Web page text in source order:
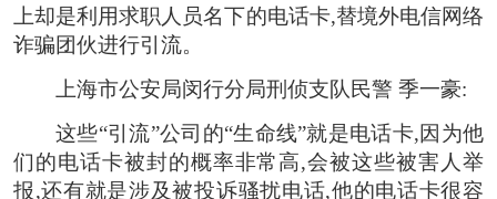
上却是利用求职人员名下的电话卡,替境外电信网络
诈骗团伙进行引流。
上海市公安局闵行分局刑侦支队民警 季一豪:
这些“引流”公司的“生命线”就是电话卡,因为他
们的电话卡被封的概率非常高,会被这些被害人举
报,还有就是涉及被投诉骚扰电话,他的电话卡很容